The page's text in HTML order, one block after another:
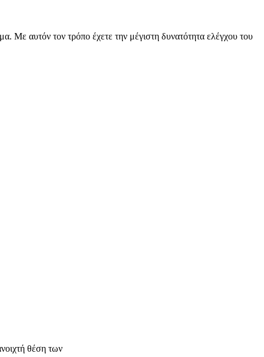
Με αυτόν τον τρόπο έχετε την μέγιστη δυνατότητα ελέγχου του
θέση των